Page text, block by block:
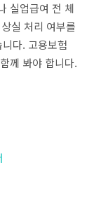
실업급여 전 체
실 처리 여부를
다. 고용보험
께 봐야 합니다.